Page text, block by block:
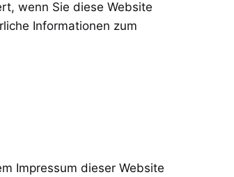
wenn Sie diese Website
Informationen zum
Impressum dieser Website